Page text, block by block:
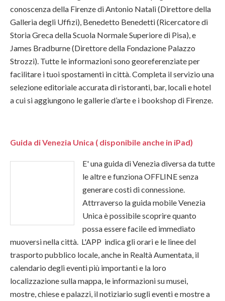
conoscenza della Firenze di Antonio Natali (Direttore della
Galleria degli Uffizi), Benedetto Benedetti (Ricercatore di
Storia Greca della Scuola Normale Superiore di Pisa), e
James Bradburne (Direttore della Fondazione Palazzo
Strozzi). Tutte le informazioni sono georeferenziate per
facilitare i tuoi spostamenti in città. Completa il servizio una
selezione editoriale accurata di ristoranti, bar, locali e hotel
a cui si aggiungono le gallerie d’arte e i bookshop di Firenze.
Guida di Venezia Unica ( disponibile anche in iPad)
E' una guida di Venezia diversa da tutte
le altre e funziona OFFLINE senza
generare costi di connessione.
Attrraverso la guida mobile Venezia
Unica è possibile scoprire quanto
possa essere facile ed immediato
muoversi nella città. L'APP indica gli orari e le linee del
trasporto pubblico locale, anche in Realtà Aumentata, il
calendario degli eventi più importanti e la loro
localizzazione sulla mappa, le informazioni su musei,
mostre, chiese e palazzi, il notiziario sugli eventi e mostre a